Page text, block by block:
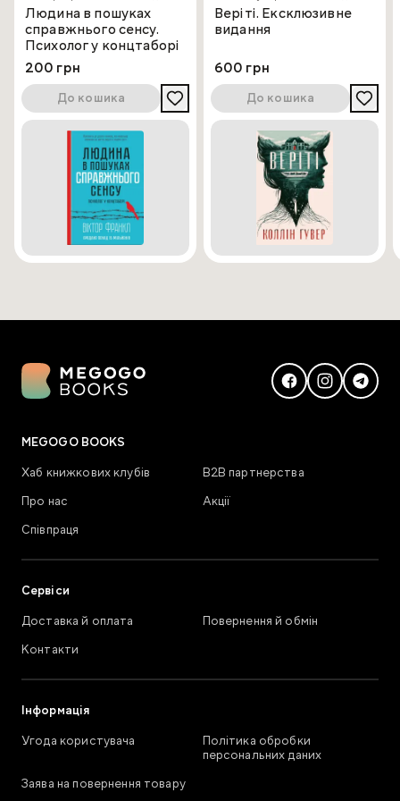
Людина в пошуках
справжнього сенсу.
Психолог у концтаборі
200 грн
До кошика
Веріті. Ексклюзивне
видання
600 грн
До кошика
MEGOGO BOOKS
Хаб книжкових клубів
В2В партнерства
Про нас
Акції
Співпраця
Сервіси
Доставка й оплата
Повернення й обмін
Контакти
Інформація
Угода користувача
Політика обробки
персональних даних
Заява на повернення товару